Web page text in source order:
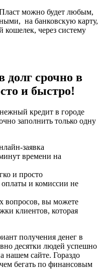
можно будет любым,
на банковскую карту,
кошелек, через систему
долг срочно в
и быстро!
кредит в городе
заполнить только одну
заявка
времени на
и просто
и комиссии не
вопросов, вы можете
клиентов, которая
получения денег в
десятки людей успешно
нашем сайте. Гораздо
бегать по финансовым